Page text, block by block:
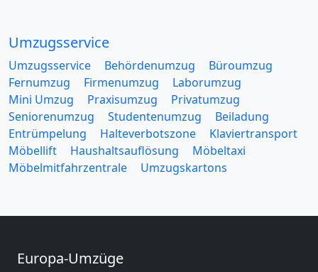
Umzugsservice
Umzugsservice Behördenumzug
Büroumzug
Fernumzug
Firmenumzug
Laborumzug
Mini Umzug
Praxisumzug
Privatumzug
Seniorenumzug
Studentenumzug
Beiladung
Entrümpelung
Halteverbotszone
Klaviertransport
Möbellift
Haushaltsauflösung
Möbeltaxi
Möbelmitfahrzentrale
Umzugskartons
Europa-Umzüge